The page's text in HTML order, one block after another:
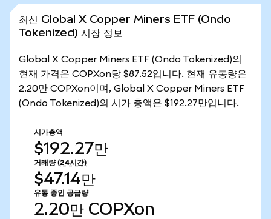
최신 Global X Copper Miners ETF (Ondo
Tokenized) 시장 정보
Global X Copper Miners ETF (Ondo Tokenized)의
현재 가격은 COPXon당 $87.52입니다. 현재 유통량은
2.20만 COPXon이며, Global X Copper Miners ETF
(Ondo Tokenized)의 시가 총액은 $192.27만입니다.
시가총액
$192.27만
거래량 (24시간)
$47.14만
유통 중인 공급량
2.20만 COPXon